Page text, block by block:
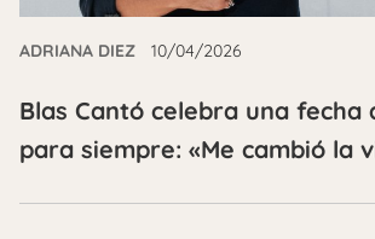
ADRIANA DIEZ 10/04/2026
Blas Cantó celebra una fecha
para siempre: «Me cambió la